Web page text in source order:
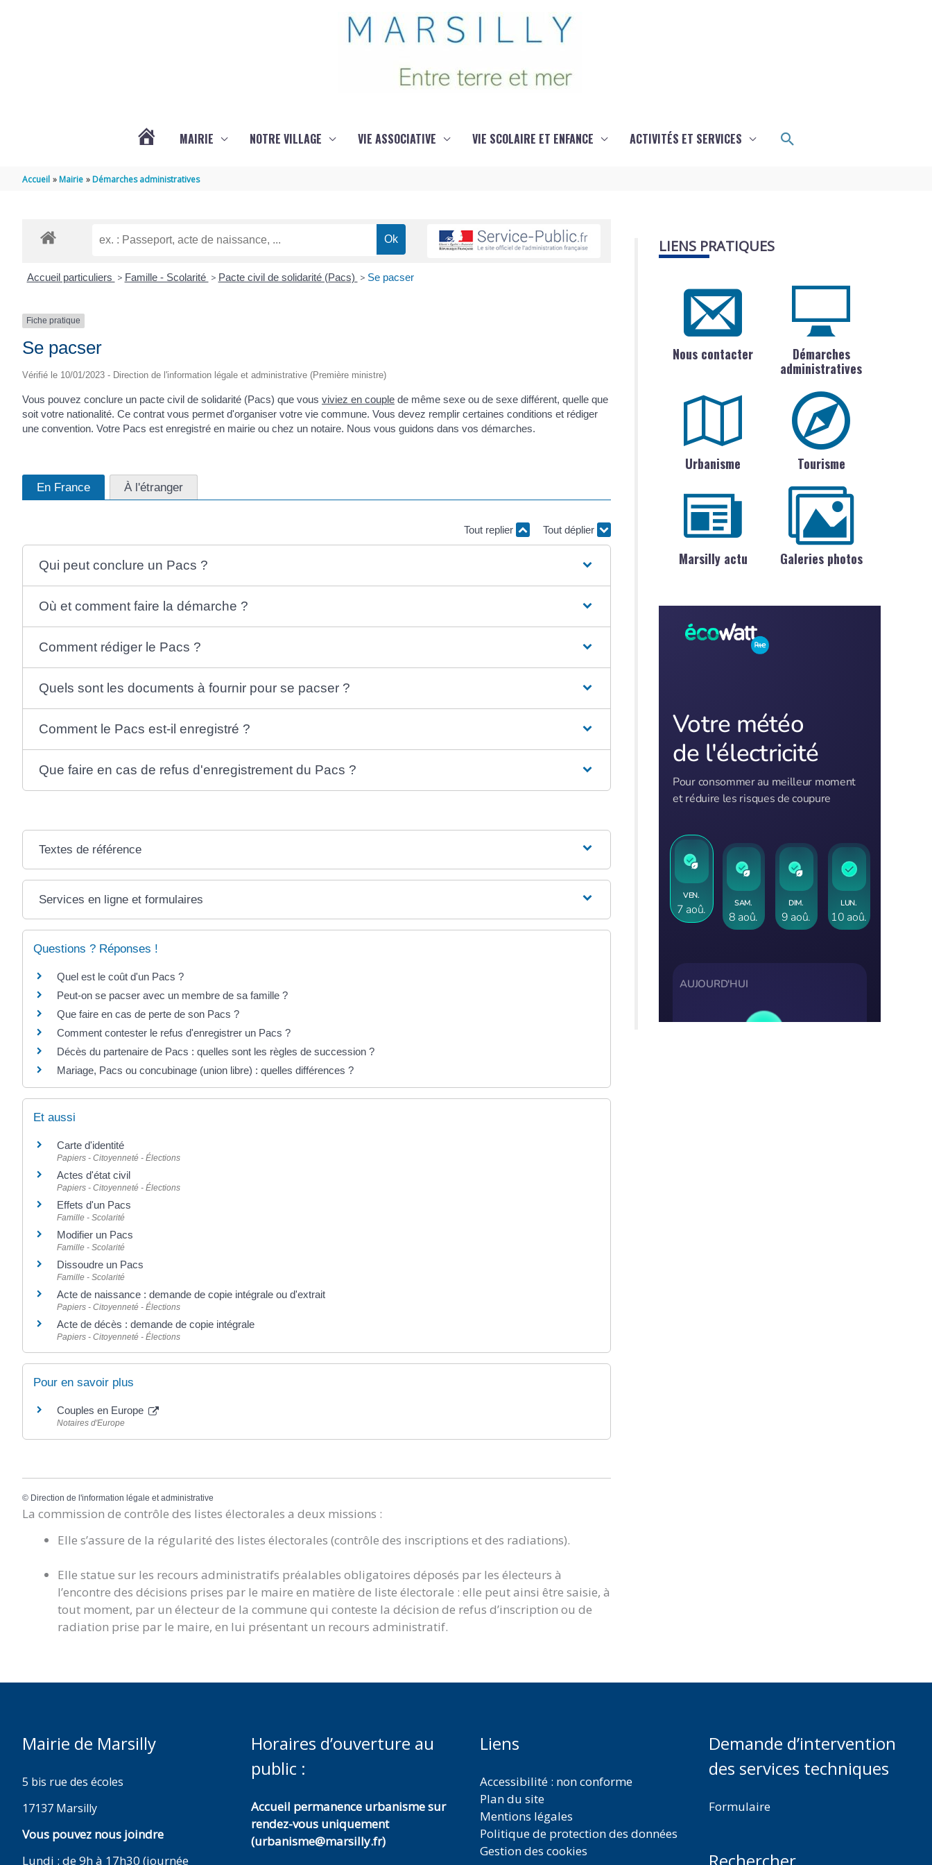
MARSILLY
MAIRIE NOTRE VILLAGE VIE ASSOCIATIVE VIE SCOLAIRE ET ENFANCE ACTIVITÉS ET SERVICES Rechercher
Accueil Mairie Démarches administratives
Accueil particuliers > Famille - Scolarité > Pacte civil de solidarité (Pacs) > Se pacser
Fiche pratique
Se pacser
Vérifié le 10/01/2023 - Direction de l'information légale et administrative (Première ministre)
Vous pouvez conclure un pacte civil de solidarité (Pacs) que vous viviez en couple de même sexe ou de sexe différent, quelle que
soit votre nationalité. Ce contrat vous permet d'organiser votre vie commune. Vous devez remplir certaines conditions et rédiger
une convention. Votre Pacs est enregistré en mairie ou chez un notaire. Nous vous guidons dans vos démarches.
En France À l'étranger
Tout replier Tout déplier
Qui peut conclure un Pacs ?
Où et comment faire la démarche ?
Comment rédiger le Pacs ?
Quels sont les documents à fournir pour se pacser ?
Comment le Pacs est-il enregistré ?
Que faire en cas de refus d'enregistrement du Pacs ?
Textes de référence
Services en ligne et formulaires
Questions ? Réponses !
Quel est le coût d'un Pacs ?
Peut-on se pacser avec un membre de sa famille ?
Que faire en cas de perte de son Pacs ?
Comment contester le refus d'enregistrer un Pacs ?
Décès du partenaire de Pacs : quelles sont les règles de succession ?
Mariage, Pacs ou concubinage (union libre) : quelles différences ?
Et aussi
Carte d'identité
Papiers - Citoyenneté - Élections
Actes d'état civil
Papiers - Citoyenneté - Élections
Effets d'un Pacs
Famille - Scolarité
Modifier un Pacs
Famille - Scolarité
Dissoudre un Pacs
Famille - Scolarité
Acte de naissance : demande de copie intégrale ou d'extrait
Papiers - Citoyenneté - Élections
Acte de décès : demande de copie intégrale
Papiers - Citoyenneté - Élections
Pour en savoir plus
Couples en Europe
Notaires d'Europe
© Direction de l'information légale et administrative
La commission de contrôle des listes électorales a deux missions :
Elle s’assure de la régularité des listes électorales (contrôle des inscriptions et des radiations).
Elle statue sur les recours administratifs préalables obligatoires déposés par les électeurs à
l’encontre des décisions prises par le maire en matière de liste électorale : elle peut ainsi être saisie, à
tout moment, par un électeur de la commune qui conteste la décision de refus d’inscription ou de
radiation prise par le maire, en lui présentant un recours administratif.
LIENS PRATIQUES
Nous contacter
Démarches
administratives
Urbanisme Tourisme
Marsilly actu Galeries photos
Mairie de Marsilly
5 bis rue des écoles
17137 Marsilly
Vous pouvez nous joindre
Lundi : de 9h à 17h30 (journée
Horaires d’ouverture au
public :
Accueil permanence urbanisme sur
rendez-vous uniquement
(urbanisme@marsilly.fr)
Liens
Accessibilité : non conforme
Plan du site
Mentions légales
Politique de protection des données
Gestion des cookies
Demande d’intervention
des services techniques
Formulaire
Rechercher